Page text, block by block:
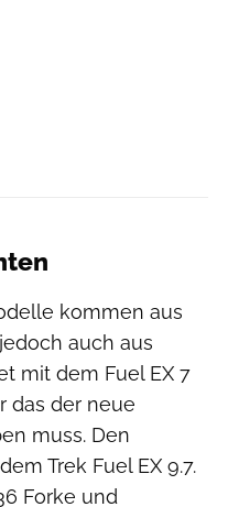
kommen aus
auch aus
mit dem Fuel EX 7
das der neue
muss. Den
Trek Fuel EX 9.7.
Forke und